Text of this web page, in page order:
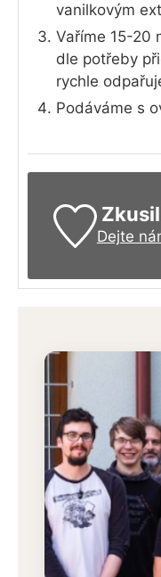
vanilkovým
Vaříme 15-20
dle potřeby
rychle
Podáváme s
Dejte